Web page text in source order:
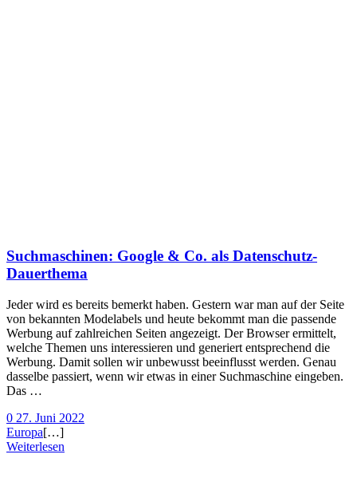
Suchmaschinen: Google & Co. als Datenschutz-
Dauerthema
Jeder wird es bereits bemerkt haben. Gestern war man auf der Seite
von bekannten Modelabels und heute bekommt man die passende
Werbung auf zahlreichen Seiten angezeigt. Der Browser ermittelt,
welche Themen uns interessieren und generiert entsprechend die
Werbung. Damit sollen wir unbewusst beeinflusst werden. Genau
dasselbe passiert, wenn wir etwas in einer Suchmaschine eingeben.
Das …
0 27. Juni 2022
Europa[…]
Weiterlesen